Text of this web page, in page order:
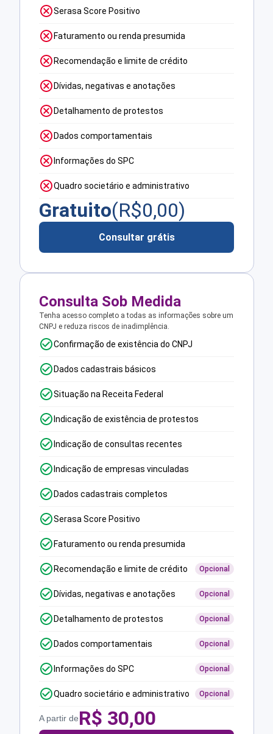
Serasa Score Positivo
Faturamento ou renda presumida
Recomendação e limite de crédito
Dívidas, negativas e anotações
Detalhamento de protestos
Dados comportamentais
Informações do SPC
Quadro societário e administrativo
Gratuito(R$0,00)
Consultar grátis
Consulta Sob Medida
Tenha acesso completo a todas as informações sobre um
CNPJ e reduza riscos de inadimplência.
Confirmação de existência do CNPJ
Dados cadastrais básicos
Situação na Receita Federal
Indicação de existência de protestos
Indicação de consultas recentes
Indicação de empresas vinculadas
Dados cadastrais completos
Serasa Score Positivo
Faturamento ou renda presumida
Recomendação e limite de crédito Opcional
Dívidas, negativas e anotações Opcional
Detalhamento de protestos Opcional
Dados comportamentais Opcional
Informações do SPC Opcional
Quadro societário e administrativo Opcional
A partir deR$ 30,00